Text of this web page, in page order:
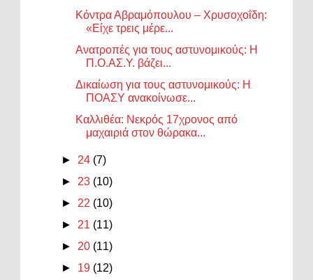
Κόντρα Αβραμόπουλου – Χρυσοχοΐδη:
«Είχε τρεις μέρε...
Ανατροπές για τους αστυνομικούς: Η
Π.Ο.ΑΣ.Υ. βάζει...
Δικαίωση για τους αστυνομικούς: Η
ΠΟΑΣΥ ανακοίνωσε...
Καλλιθέα: Νεκρός 17χρονος από
μαχαιριά στον θώρακα...
►24 (7)
►23 (10)
►22 (10)
►21 (11)
►20 (11)
► 19 (12)